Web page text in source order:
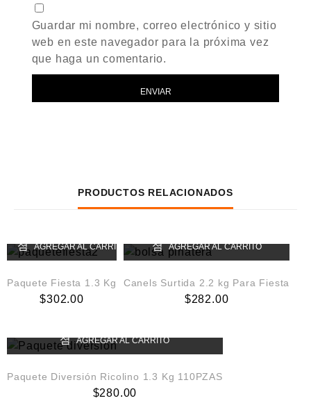
Guardar mi nombre, correo electrónico y sitio
web en este navegador para la próxima vez
que haga un comentario.
PRODUCTOS RELACIONADOS
AGREGAR AL CARRITO
Paquete Fiesta 1.3 Kg
$302.00
AGREGAR AL CARRITO
Canels Surtida 2.2 kg Para Fiesta
$282.00
AGREGAR AL CARRITO
Paquete Diversión Ricolino 1.3 Kg 110PZAS
$280.00